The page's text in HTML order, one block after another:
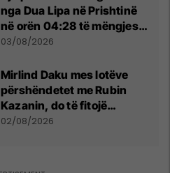
nga Dua Lipa në Prishtinë
në orën 04:28 të mëngjesit
- dhe bota digjitale serbe
03/08/2026
Mirlind Daku mes lotëve
përshëndetet me Rubin
Kazanin, do të fitojë
miliona te Spartak Moska
02/08/2026